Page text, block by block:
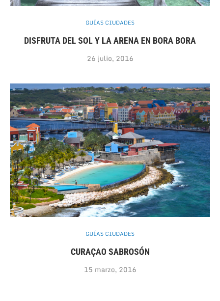
GUÍAS CIUDADES
DISFRUTA DEL SOL Y LA ARENA EN BORA BORA
26 julio, 2016
GUÍAS CIUDADES
CURAÇAO SABROSÓN
15 marzo, 2016